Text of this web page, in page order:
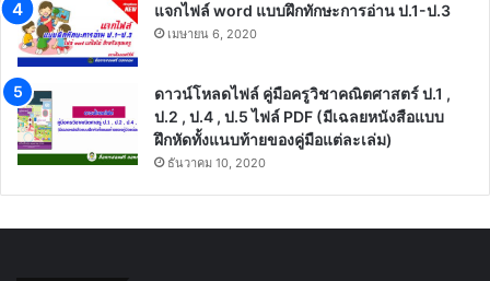
แจกไฟล์ word แบบฝึกทักษะการอ่าน ป.1-ป.3
เมษายน 6, 2020
ดาวน์โหลดไฟล์ คู่มือครูวิชาคณิตศาสตร์ ป.1 ,
ป.2 , ป.4 , ป.5 ไฟล์ PDF (มีเฉลยหนังสือแบบ
ฝึกหัดทั้งแนบท้ายของคู่มือแต่ละเล่ม)
ธันวาคม 10, 2020